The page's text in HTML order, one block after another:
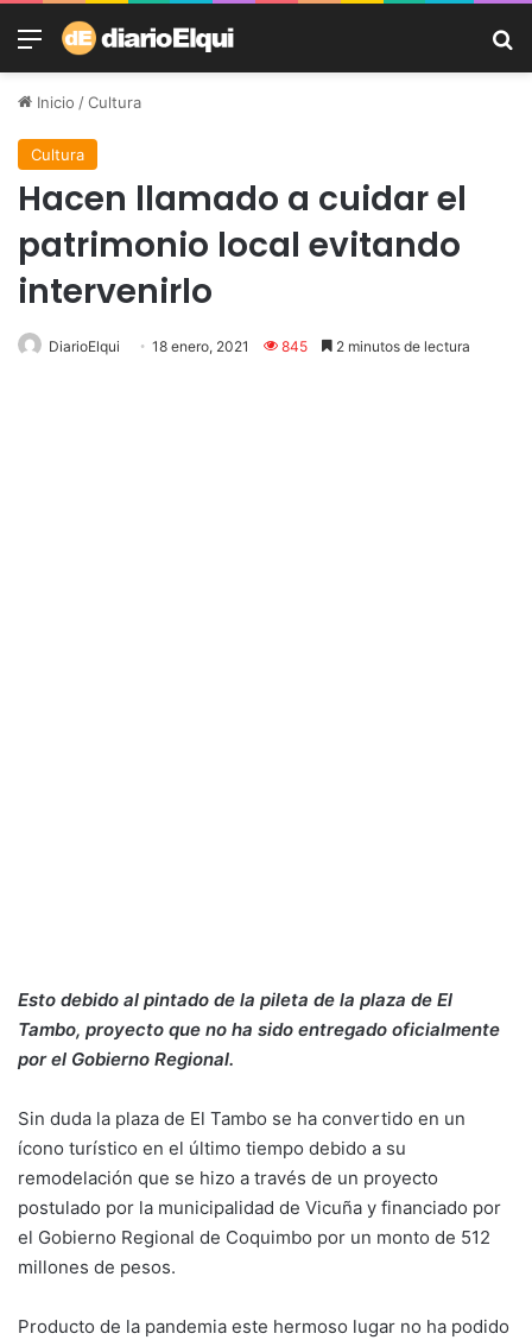
Menú
Inicio /Cultura
Cultura
Hacen llamado a cuidar el
patrimonio local evitando
intervenirlo
DiarioElqui 18 enero, 2021 845 2 minutos de lectura
Esto debido al pintado de la pileta de la plaza de El
Tambo, proyecto que no ha sido entregado oficialmente
por el Gobierno Regional.
Sin duda la plaza de El Tambo se ha convertido en un
ícono turístico en el último tiempo debido a su
remodelación que se hizo a través de un proyecto
postulado por la municipalidad de Vicuña y financiado por
el Gobierno Regional de Coquimbo por un monto de 512
millones de pesos.
Producto de la pandemia este hermoso lugar no ha podido